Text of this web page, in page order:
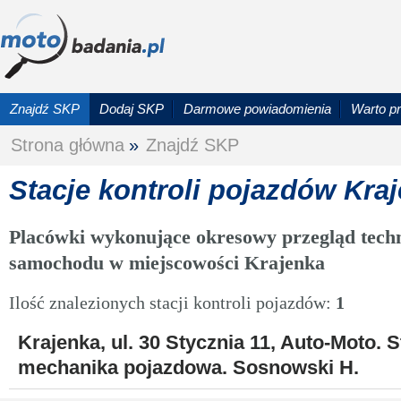
Znajdź SKP Dodaj SKP Darmowe powiadomienia Warto
Strona główna » Znajdź SKP
Stacje kontroli pojazdów
Placówki wykonujące okresowy przegląd
samochodu w miejscowości Krajenka
Ilość znalezionych stacji kontroli pojazdów: 1
Krajenka, ul. 30 Stycznia 11, Auto-Moto.
mechanika pojazdowa. Sosnowski H.